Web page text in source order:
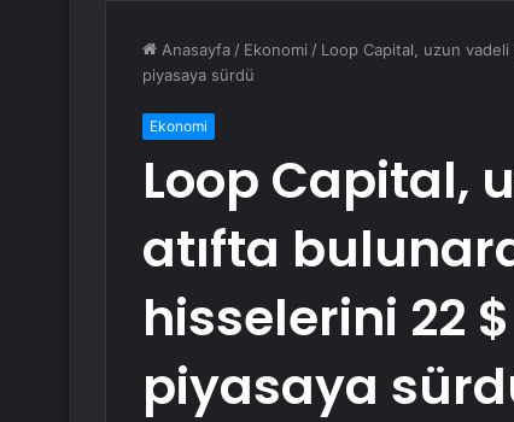
Anasayfa / Ekonomi / Loop Capital, uzun
piyasaya sürdü
Ekonomi
Loop Capital,
atıfta
hisselerini 22
piyasaya